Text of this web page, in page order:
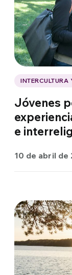
Jóvenes
e
10 de abril de